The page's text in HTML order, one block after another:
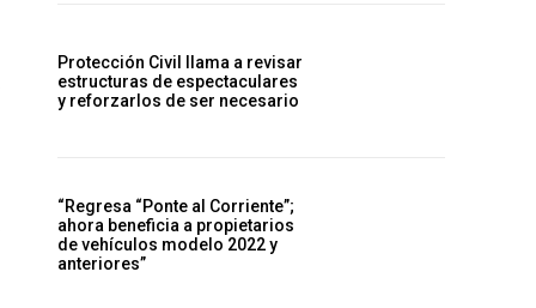
Protección Civil llama a revisar
estructuras de espectaculares
y reforzarlos de ser necesario
“Regresa “Ponte al Corriente”;
ahora beneficia a propietarios
de vehículos modelo 2022 y
anteriores”